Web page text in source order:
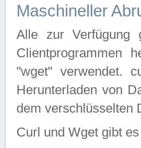
Maschineller
Alle zur Verfügung
Clientprogrammen
"wget" verwendet.
Herunterladen von
dem verschlüsselten
Curl und Wget gibt